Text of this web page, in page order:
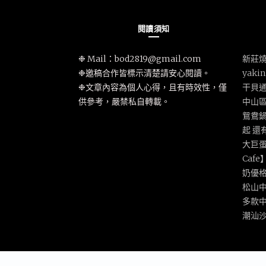
閱讀須知
❉ Mail：bod2819@gmail.com
❉邀稿合作皆標示清楚請安心閱讀。
❉文章內容為個人心得，且有時效性，僅
供參考，嚴禁私自轉載。
新莊
干貝
中山
鴛鴦
起 還
大巨
Cafe
奶優
松山
多款
潮汕